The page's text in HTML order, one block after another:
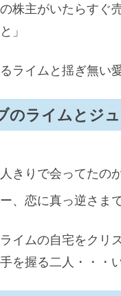
の株主がいたらす
」
ライムと揺ぎ無い
のライムとジ
きりで会ってたの
、恋に真っ逆さま
イムの自宅をクリ
を握る二人・・・